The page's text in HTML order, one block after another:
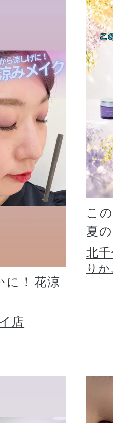
に！花涼
店
こ
夏
北
り